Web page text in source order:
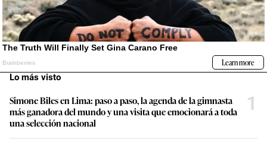
Lo más visto
Simone Biles en Lima: paso a paso, la agenda de la gimnasta
más ganadora del mundo y una visita que emocionará a toda
una selección nacional
1